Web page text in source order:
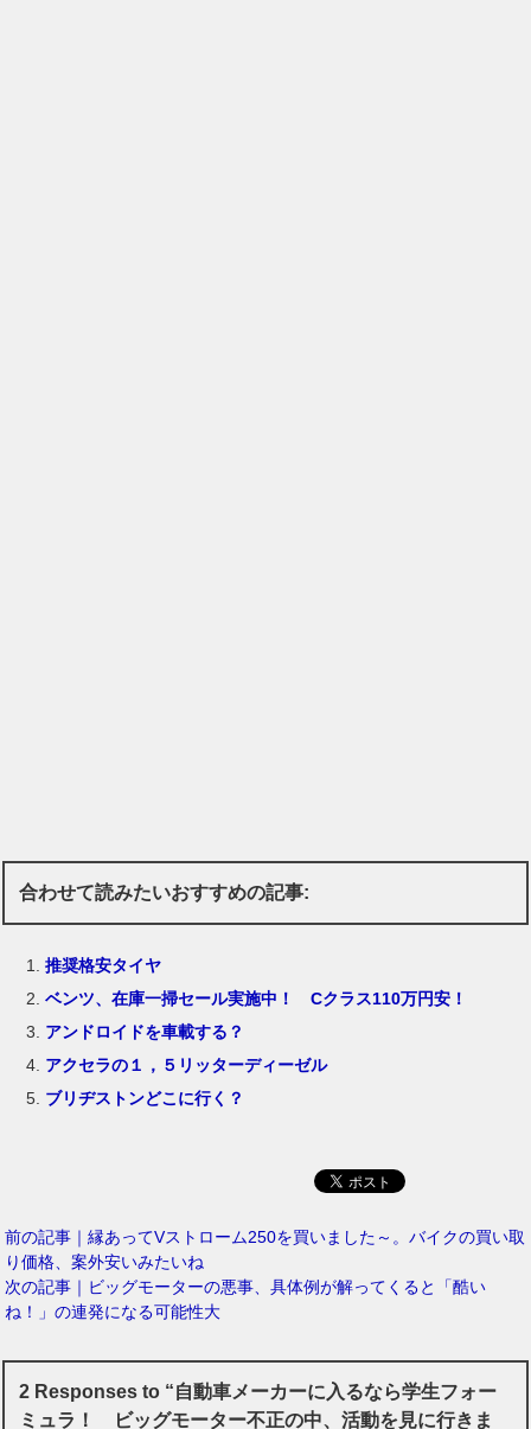
合わせて読みたいおすすめの記事:
推奨格安タイヤ
ベンツ、在庫一掃セール実施中！ Cクラス110万円安！
アンドロイドを車載する？
アクセラの１，５リッターディーゼル
ブリヂストンどこに行く？
前の記事｜縁あってVストローム250を買いました～。バイクの買い取
り価格、案外安いみたいね
次の記事｜ビッグモーターの悪事、具体例が解ってくると「酷い
ね！」の連発になる可能性大
2 Responses to “自動車メーカーに入るなら学生フォー
ミュラ！ ビッグモーター不正の中、活動を見に行きま